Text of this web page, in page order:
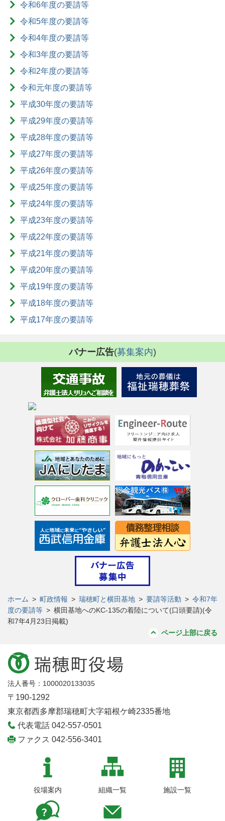
令和6年度の要請等
令和5年度の要請等
令和4年度の要請等
令和3年度の要請等
令和2年度の要請等
令和元年度の要請等
平成30年度の要請等
平成29年度の要請等
平成28年度の要請等
平成27年度の要請等
平成26年度の要請等
平成25年度の要請等
平成24年度の要請等
平成23年度の要請等
平成22年度の要請等
平成21年度の要請等
平成20年度の要請等
平成19年度の要請等
平成18年度の要請等
平成17年度の要請等
バナー広告(募集案内)
ホーム > 町政情報 > 瑞穂町と横田基地 > 要請等活動 > 令和7年
度の要請等 > 横田基地へのKC-135の着陸について(口頭要請)(令
和7年4月23日掲載)
ページ上部に戻る
法人番号：1000020133035
〒190-1292
東京都西多摩郡瑞穂町大字箱根ケ崎2335番地
代表電話 042-557-0501
ファクス 042-556-3401
役場案内 組織一覧 施設一覧